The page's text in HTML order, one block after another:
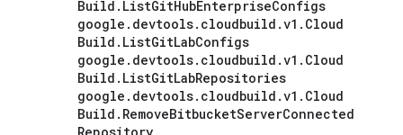
Build . ListGitHubEnterpriseConfigs
google . devtools. cloudbuild .v1 . Cloud
Build . ListGitLabConfigs
google . devtools. cloudbuild .v1 . Cloud
Build . ListGitLabRepositories
google . devtools. cloudbuild .v1 . Cloud
Build . RemoveBitbucketServerConnected